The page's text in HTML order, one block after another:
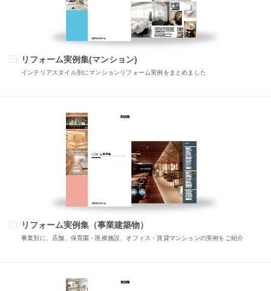
リフォーム実例集(マンション)
インテリアスタイル別にマンションリフォーム実例をまとめました
リフォーム実例集（事業建築物）
事業別に、店舗、保育園・医療施設、オフィス・賃貸マンションの実例をご紹介